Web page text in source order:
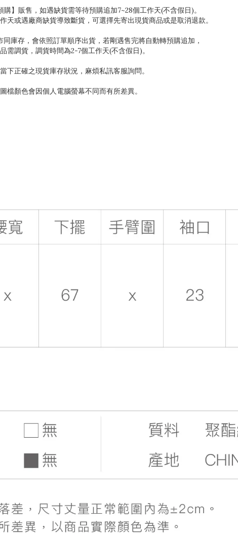
購】販售，如遇缺貨需等待預購追加7~28個工作天(不含假日)。
天或遇廠商缺貨導致斷貨，可選擇先寄出現貨商品或是取消退款。
同庫存，會依照訂單順序出貨，若剛遇售完將自動轉預購追加，
需調貨，調貨時間為2-7個工作天(不含假日)。
下正確之現貨庫存狀況，麻煩私訊客服詢問。
檔顏色會因個人電腦螢幕不同而有所差異。